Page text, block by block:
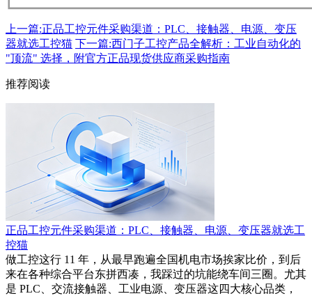
上一篇:正品工控元件采购渠道：PLC、接触器、电源、变压
器就选工控猫 下一篇:西门子工控产品全解析：工业自动化的
"顶流" 选择，附官方正品现货供应商采购指南
推荐阅读
正品工控元件采购渠道：PLC、接触器、电源、变压器就选工
控猫
做工控这行 11 年，从最早跑遍全国机电市场挨家比价，到后
来在各种综合平台东拼西凑，我踩过的坑能绕车间三圈。尤其
是 PLC、交流接触器、工业电源、变压器这四大核心品类，